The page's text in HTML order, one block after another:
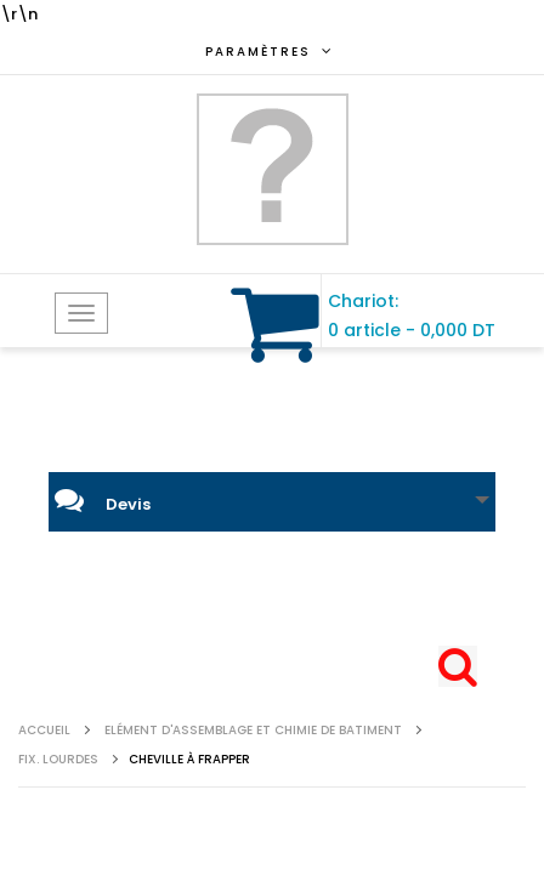
\r\n
PARAMÈTRES
Toggle
Chariot:
0 article - 0,000 DT
Devis
ACCUEIL
ELÉMENT D'ASSEMBLAGE ET CHIMIE DE BATIMENT
FIX. LOURDES
CHEVILLE À FRAPPER